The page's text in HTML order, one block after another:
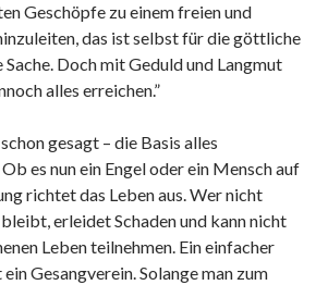
Geschöpfe zu einem freien und
das ist selbst für die göttliche
Doch mit Geduld und Langmut
alles erreichen.”
gesagt – die Basis alles
es nun ein Engel oder ein Mensch auf
richtet das Leben aus. Wer nicht
erleidet Schaden und kann nicht
Leben teilnehmen. Ein einfacher
Gesangverein. Solange man zum